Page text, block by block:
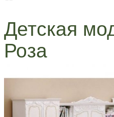
Детская
Роза